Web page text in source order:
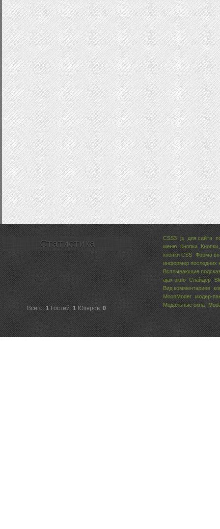
Статистика
Всего:1Гостей:1Юзеров:0
CSS3 js для сайта
меню Кнопки
Кнопки
кнопки CSS Форма
информер последних
Всплывающие
ajax окно Слайдер
Вид комментариев
MoonModer модер-
Модальные окна